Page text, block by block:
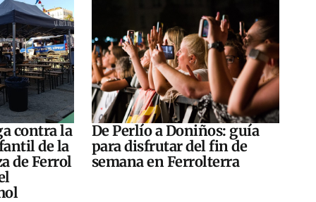
contra la
de la
de Ferrol
De Perlío a Doniños: guía
para disfrutar del fin de
semana en Ferrolterra